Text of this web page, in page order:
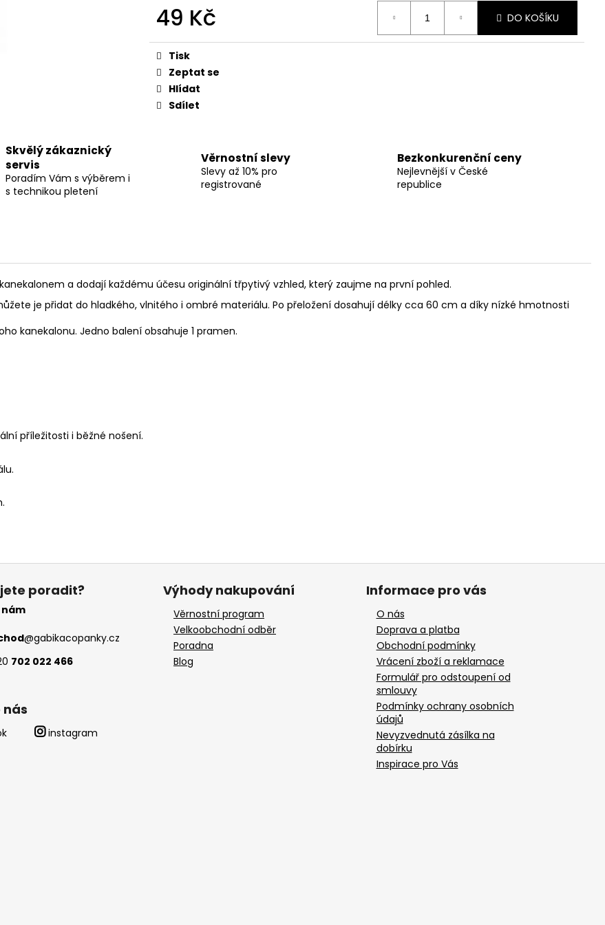
49 Kč DO KOŠÍKU
Tisk
Zeptat se
Hlídat
Sdílet
Skvělý zákaznický
servis
Poradím Vám s výběrem i
s technikou pletení
Věrnostní slevy
Slevy až 10% pro
registrované
Bezkonkurenční ceny
Nejlevnější v České
republice
a dodají každému účesu originální třpytivý vzhled, který zaujme na první pohled.
je přidat do hladkého, vlnitého i ombré materiálu. Po přeložení dosahují délky cca 60 cm a díky nízké hmotnosti
kanekalonu. Jedno balení obsahuje 1 pramen.
příležitosti i běžné nošení.
poradit?
nám
@gabikacopanky.cz
702 022 466
nás
instagram
Výhody nakupování
Věrnostní program
Velkoobchodní odběr
Poradna
Blog
Informace pro vás
O nás
Doprava a platba
Obchodní podmínky
Vrácení zboží a reklamace
Formulář pro odstoupení od
smlouvy
Podmínky ochrany osobních
údajů
Nevyzvednutá zásílka na
dobírku
Inspirace pro Vás